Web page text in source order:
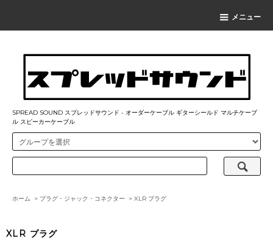
メニュー
SPREAD SOUND スプレッドサウンド - オーダーケーブル ギターシールド マルチケーブ
ル スピーカーケーブル
ホーム > プラグ・ジャック・コネクター > XLR プラグ
XLR プラグ